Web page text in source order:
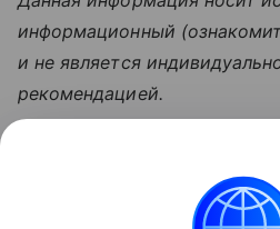
информационный
и не является
рекомендацией.
Доход: 5 основных
Рассказываем, что такое